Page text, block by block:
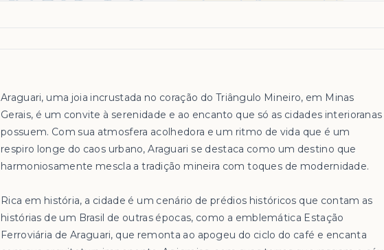
Araguari, uma joia incrustada no coração do Triângulo Mineiro, em Minas
Gerais, é um convite à serenidade e ao encanto que só as cidades interioranas
possuem. Com sua atmosfera acolhedora e um ritmo de vida que é um
respiro longe do caos urbano, Araguari se destaca como um destino que
harmoniosamente mescla a tradição mineira com toques de modernidade.
Rica em história, a cidade é um cenário de prédios históricos que contam as
histórias de um Brasil de outras épocas, como a emblemática Estação
Ferroviária de Araguari, que remonta ao apogeu do ciclo do café e encanta